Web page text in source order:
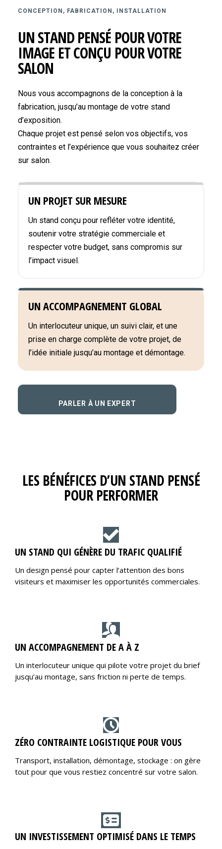
CONCEPTION, FABRICATION, INSTALLATION
UN STAND PENSÉ POUR VOTRE
IMAGE ET CONÇU POUR VOTRE
SALON
Nous vous accompagnons de la conception à la
fabrication, jusqu’au montage de votre stand
d’exposition.
Chaque projet est pensé selon vos objectifs, vos
contraintes et l’expérience que vous souhaitez créer
sur salon.
UN PROJET SUR MESURE
Un stand conçu pour refléter votre identité,
soutenir votre stratégie commerciale et
respecter votre budget, sans compromis sur
l’impact visuel.
UN ACCOMPAGNEMENT GLOBAL
Un interlocuteur unique, un suivi clair, et une
prise en charge complète de votre projet, de
l’idée initiale jusqu’au montage et démontage.
PARLER À UN EXPERT
LES BÉNÉFICES D’UN STAND PENSÉ
POUR PERFORMER
UN STAND QUI GÉNÈRE DU TRAFIC QUALIFIÉ
Un design pensé pour capter l’attention des bons
visiteurs et maximiser les opportunités commerciales.
UN ACCOMPAGNEMENT DE A À Z
Un interlocuteur unique qui pilote votre projet du brief
jusqu’au montage, sans friction ni perte de temps.
ZÉRO CONTRAINTE LOGISTIQUE POUR VOUS
Transport, installation, démontage, stockage : on gère
tout pour que vous restiez concentré sur votre salon.
UN INVESTISSEMENT OPTIMISÉ DANS LE TEMPS